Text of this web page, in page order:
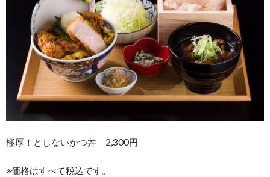
極厚！とじないかつ丼 2,300円
※価格はすべて税込です。